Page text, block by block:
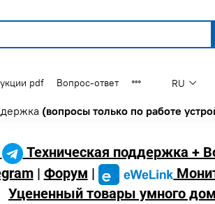
pdf Вопрос-ответ RU
(вопросы только по работе
Техническая поддержка +
| Форум |
Уцененный товары умного